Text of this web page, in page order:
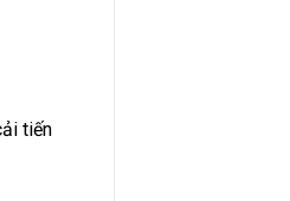
tiến